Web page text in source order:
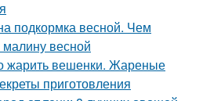
подкормка весной. Чем
весной
жарить вешенки. Жареные
приготовления